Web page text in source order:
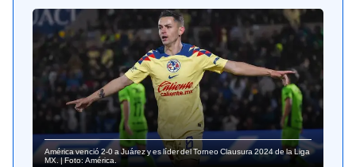
América venció 2-0 a Juárez y es líder del Torneo Clausura 2024 de la Liga
MX. | Foto: América.